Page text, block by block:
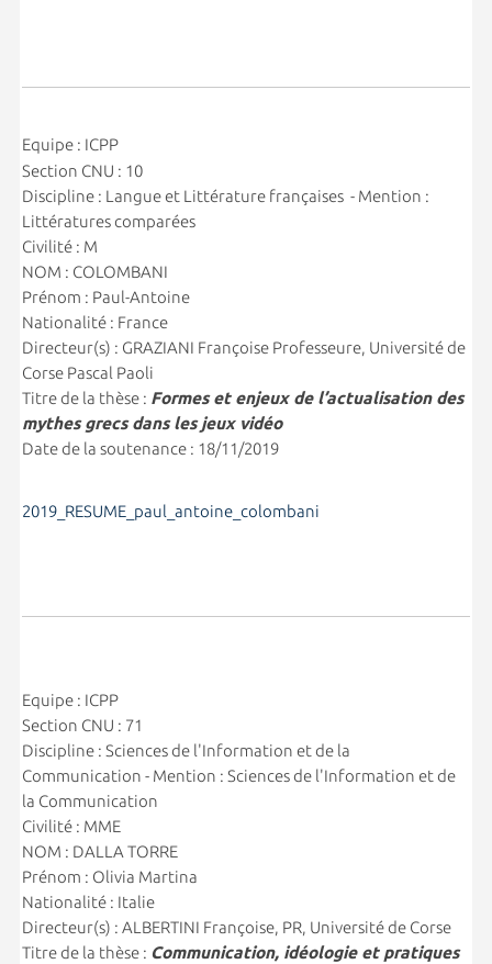
Equipe : ICPP
Section CNU : 10
Discipline : Langue et Littérature françaises - Mention :
Littératures comparées
Civilité : M
NOM : COLOMBANI
Prénom : Paul-Antoine
Nationalité : France
Directeur(s) : GRAZIANI Françoise Professeure, Université de
Corse Pascal Paoli
Titre de la thèse : Formes et enjeux de l’actualisation des
mythes grecs dans les jeux vidéo
Date de la soutenance : 18/11/2019
2019_RESUME_paul_antoine_colombani
Equipe : ICPP
Section CNU : 71
Discipline : Sciences de l'Information et de la
Communication - Mention : Sciences de l'Information et de
la Communication
Civilité : MME
NOM : DALLA TORRE
Prénom : Olivia Martina
Nationalité : Italie
Directeur(s) : ALBERTINI Françoise, PR, Université de Corse
Titre de la thèse : Communication, idéologie et pratiques